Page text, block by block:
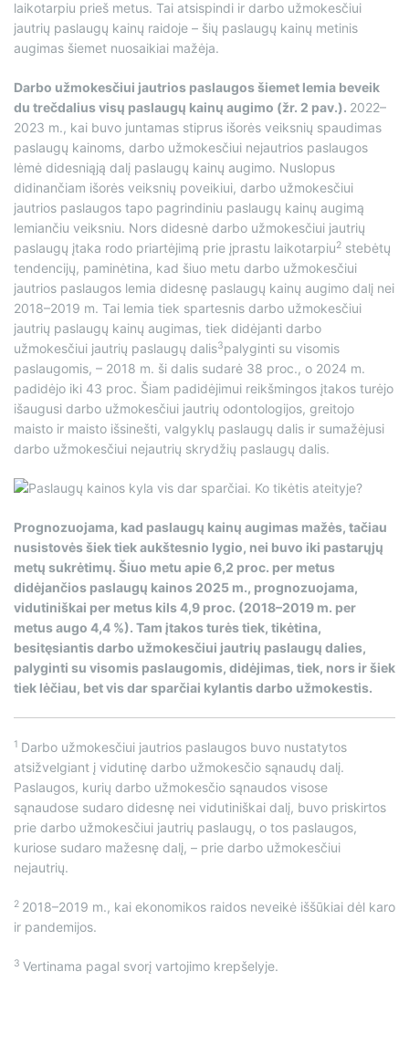
laikotarpiu prieš metus. Tai atsispindi ir darbo užmokesčiui
jautrių paslaugų kainų raidoje – šių paslaugų kainų metinis
augimas šiemet nuosaikiai mažėja.
Darbo užmokesčiui jautrios paslaugos šiemet lemia beveik
du trečdalius visų paslaugų kainų augimo (žr. 2 pav.). 2022–
2023 m., kai buvo juntamas stiprus išorės veiksnių spaudimas
paslaugų kainoms, darbo užmokesčiui nejautrios paslaugos
lėmė didesniąją dalį paslaugų kainų augimo. Nuslopus
didinančiam išorės veiksnių poveikiui, darbo užmokesčiui
jautrios paslaugos tapo pagrindiniu paslaugų kainų augimą
lemiančiu veiksniu. Nors didesnė darbo užmokesčiui jautrių
paslaugų įtaka rodo priartėjimą prie įprastu laikotarpiu2 stebėtų
tendencijų, paminėtina, kad šiuo metu darbo užmokesčiui
jautrios paslaugos lemia didesnę paslaugų kainų augimo dalį nei
2018–2019 m. Tai lemia tiek spartesnis darbo užmokesčiui
jautrių paslaugų kainų augimas, tiek didėjanti darbo
užmokesčiui jautrių paslaugų dalis3palyginti su visomis
paslaugomis, – 2018 m. ši dalis sudarė 38 proc., o 2024 m.
padidėjo iki 43 proc. Šiam padidėjimui reikšmingos įtakos turėjo
išaugusi darbo užmokesčiui jautrių odontologijos, greitojo
maisto ir maisto išsinešti, valgyklų paslaugų dalis ir sumažėjusi
darbo užmokesčiui nejautrių skrydžių paslaugų dalis.
Prognozuojama, kad paslaugų kainų augimas mažės, tačiau
nusistovės šiek tiek aukštesnio lygio, nei buvo iki pastarųjų
metų sukrėtimų. Šiuo metu apie 6,2 proc. per metus
didėjančios paslaugų kainos 2025 m., prognozuojama,
vidutiniškai per metus kils 4,9 proc. (2018–2019 m. per
metus augo 4,4 %). Tam įtakos turės tiek, tikėtina,
besitęsiantis darbo užmokesčiui jautrių paslaugų dalies,
palyginti su visomis paslaugomis, didėjimas, tiek, nors ir šiek
tiek lėčiau, bet vis dar sparčiai kylantis darbo užmokestis.
1 Darbo užmokesčiui jautrios paslaugos buvo nustatytos
atsižvelgiant į vidutinę darbo užmokesčio sąnaudų dalį.
Paslaugos, kurių darbo užmokesčio sąnaudos visose
sąnaudose sudaro didesnę nei vidutiniškai dalį, buvo priskirtos
prie darbo užmokesčiui jautrių paslaugų, o tos paslaugos,
kuriose sudaro mažesnę dalį, – prie darbo užmokesčiui
nejautrių.
2 2018–2019 m., kai ekonomikos raidos neveikė iššūkiai dėl karo
ir pandemijos.
3 Vertinama pagal svorį vartojimo krepšelyje.